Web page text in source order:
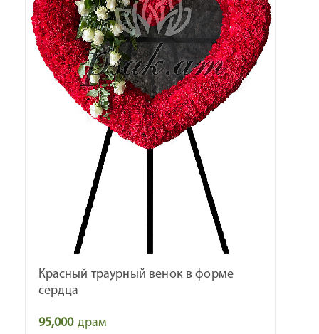
Красный траурный венок в форме
сердца
95,000 драм